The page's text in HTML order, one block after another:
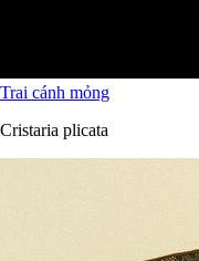
Trai cánh mỏng
Cristaria plicata